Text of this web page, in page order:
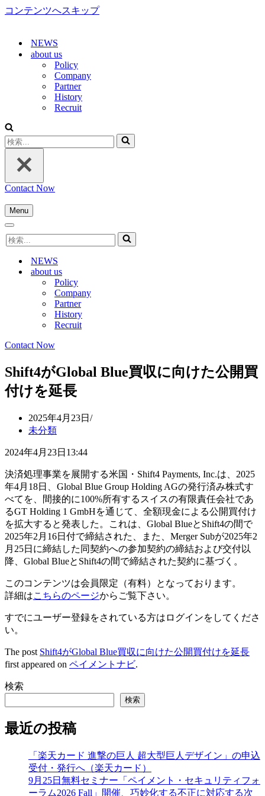
コンテンツへスキップ
NEWS
about us
Policy
Company
Partner
History
Recruit
検
索...
Contact Now
Menu
ナ
ゲ
シ
ョ
ナ
ビ
検
索...
NEWS
about us
Policy
Company
Partner
History
Recruit
Contact Now
Shift4がGlobal Blue買収に向けた公開買
付けを延長
2025年4月23日
未分類
2024年4月23日13:44
決済処理事業を展開する米国・Shift4 Payments, Inc.は、2025
年4月18日、Global Blue Group Holding AGの発行済み株式す
べてを、間接的に100%所有するスイスの有限責任会社であ
るGT Holding 1 GmbHを通じて、全額現金による公開買付け
を拡大すると発表した。これは、Global BlueとShift4の間で
2025年2月16日付で締結された、また、Merger Subが2025年2
月25日に締結した同契約への参加契約の締結および交付以
降、Global BlueとShift4の間で締結された契約に基づく。
このコンテンツは会員限定（有料）となっております。
詳細はこちらのページからご覧下さい。
すでにユーザー登録をされている方は ログインをしてくださ
い。
The post Shift4がGlobal Blue買収に向けた公開買付けを延長
first appeared on ペイメントナビ.
検索
検索
最近の投稿
「楽天カード 進撃の巨人 超大型巨人デザイン」の申込
受付・発行へ（楽天カード）
9月25日無料セミナー「ペイメント・セキュリティフォ
ーラム2026 Fall」開催、巧妙化する不正に対応する次